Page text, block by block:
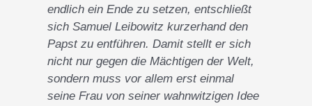
endlich ein Ende zu setzen, entschließt
sich Samuel Leibowitz kurzerhand den
Papst zu entführen. Damit stellt er sich
nicht nur gegen die Mächtigen der Welt,
sondern muss vor allem erst einmal
seine Frau von seiner wahnwitzigen Idee